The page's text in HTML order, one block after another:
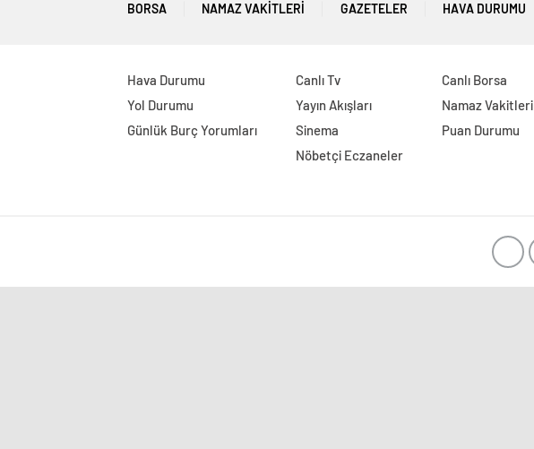
BORSA NAMAZ VAKITLERI GAZETELER HAVA DURUMU
Hava Durumu
Yol Durumu
Günlük Burç Yorumları
Canlı Tv
Yayın Akışları
Sinema
Nöbetçi Eczaneler
Canlı Borsa
Namaz Vakitleri
Puan Durumu